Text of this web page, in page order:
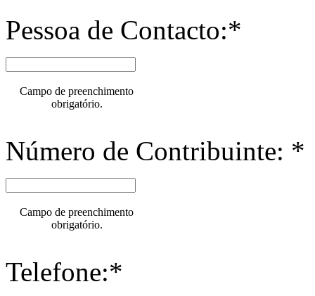
Pessoa de Contacto:*
Campo de preenchimento
obrigatório.
Número de Contribuinte: *
Campo de preenchimento
obrigatório.
Telefone:*